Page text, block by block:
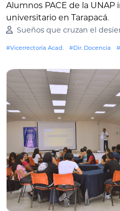
Alumnos PACE de la UNAP
universitario en Tarapacá.
Sueños que cruzan el
#Vicerrectoría Acad. #Dir. Docencia